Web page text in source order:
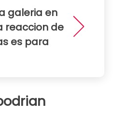
galeria en
reaccion de
es para